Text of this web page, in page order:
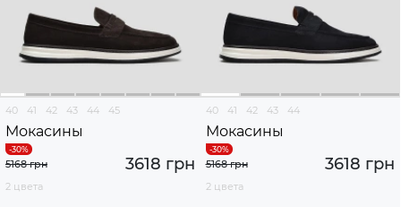
40 41 42 43 44 45
Мокасины
3618 грн
5168 грн
2 цвета
40 41 42 43 44
Мокасины
3618 грн
5168 грн
2 цвета